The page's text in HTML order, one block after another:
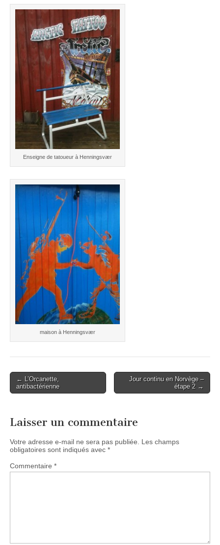
Enseigne de tatoueur à Henningsvær
maison à Henningsvær
Post
navigation
← L’Orcanette,
antibactérienne
Jour continu en Norvège –
étape 2 →
Laisser un commentaire
Votre adresse e-mail ne sera pas publiée.
Les champs
obligatoires sont indiqués avec *
Commentaire *